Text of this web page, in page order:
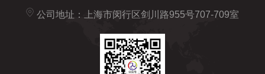
公司地址：上海市闵行区剑川路955号707-709室